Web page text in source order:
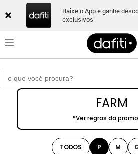
Baixe o App e ganhe
exclusivos
FARM
*Ver regras da
TODOS P M